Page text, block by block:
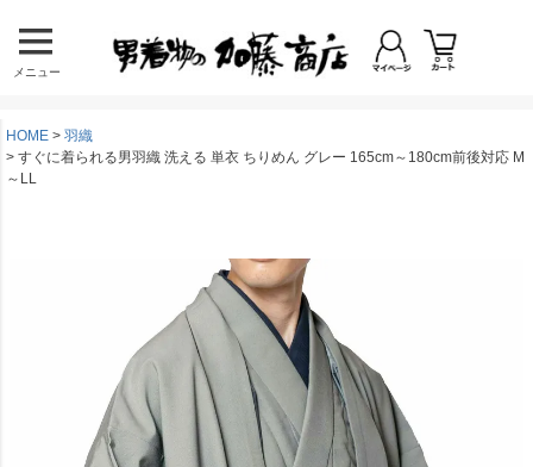
メニュー
HOME
羽織
すぐに着られる男羽織 洗える 単衣 ちりめん グレー 165cm～180cm前後対応 M
～LL